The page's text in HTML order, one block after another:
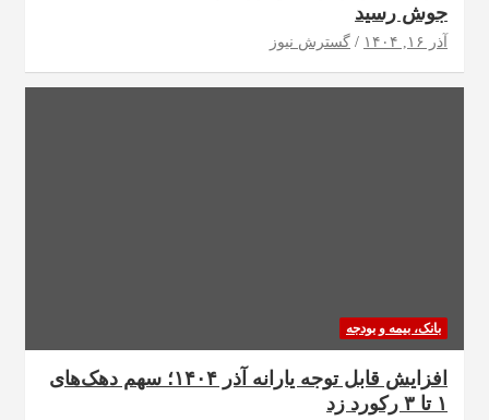
جوش رسید
آذر ۱۶, ۱۴۰۴ گسترش نیوز
بانک، بیمه و بودجه
افزایش قابل توجه یارانه آذر ۱۴۰۴؛ سهم دهک‌های
۱ تا ۳ رکورد زد